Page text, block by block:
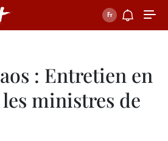
: Entretien en
ministres de